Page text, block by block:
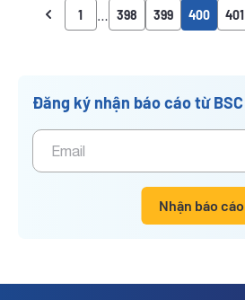
1 398 399 400 401
Đăng ký nhận báo cáo từ BSC
Nhận báo cáo